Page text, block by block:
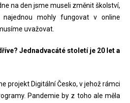
na den jsme museli změnit školství,
mohly fungovat v online
uvažovat.
Jednadvacáté století je 20 let a
projekt Digitální Česko, v jehož rámci
Pandemie by z toho ale měla